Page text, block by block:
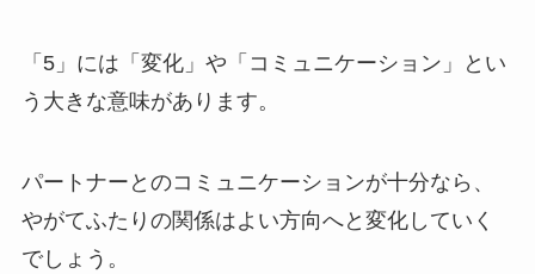
「5」には「変化」や「コミュニケーション」とい
う大きな意味があります。
パートナーとのコミュニケーションが十分なら、
やがてふたりの関係はよい方向へと変化していく
でしょう。